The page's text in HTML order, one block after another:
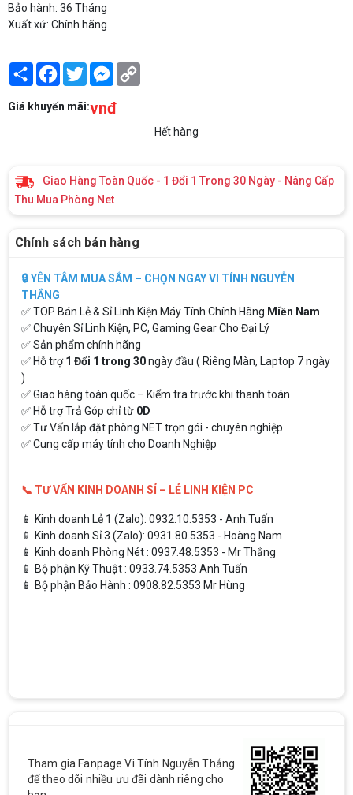
Bảo hành: 36 Tháng
Xuất xứ: Chính hãng
Share Facebook
TwitterMessenger
Giá khuyến mãi:vnđ
Hết hàng
Giao Hàng Toàn Quốc - 1 Đổi 1 Trong 30 Ngày - Nâng Cấp
Thu Mua Phòng Net
Chính sách bán hàng
🔒 YÊN TÂM MUA SẮM – CHỌN NGAY VI TÍNH NGUYỄN
THẮNG
✅ TOP Bán Lẻ & Sỉ Linh Kiện Máy Tính Chính Hãng Miền Nam
✅ Chuyên Sỉ Linh Kiện, PC, Gaming Gear Cho Đại Lý
✅ Sản phẩm chính hãng
✅ Hỗ trợ1 Đổi 1 trong 30ngày đầu ( Riêng Màn, Laptop 7 ngày
)
✅ Giao hàng toàn quốc – Kiểm tra trước khi thanh toán
✅ Hỗ trợ Trả Góp chỉ từ 0D
✅ Tư Vấn lắp đặt phòng NET trọn gói - chuyên nghiệp
✅ Cung cấp máy tính cho Doanh Nghiệp
📞 TƯ VẤN KINH DOANH SỈ – LẺ LINH KIỆN PC
📱 Kinh doanh Lẻ 1 (Zalo): 0932.10.5353 - Anh.Tuấn
📱 Kinh doanh Sỉ 3 (Zalo): 0931.80.5353 - Hoàng Nam
📱 Kinh doanh Phòng Nét : 0937.48.5353 - Mr Thắng
📱 Bộ phận Kỹ Thuật : 0933.74.5353 Anh Tuấn
📱 Bộ phận Bảo Hành : 0908.82.5353 Mr Hùng
Tham gia Fanpage Vi Tính Nguyễn Thắng
để theo dõi nhiều ưu đãi dành riêng cho